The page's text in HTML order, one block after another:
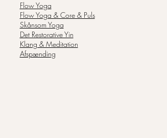
Flow Yoga
Flow Yoga & Core & Puls
Skånsom Yoga
Det Restorative Yin
Klang & Meditation
Afspænding